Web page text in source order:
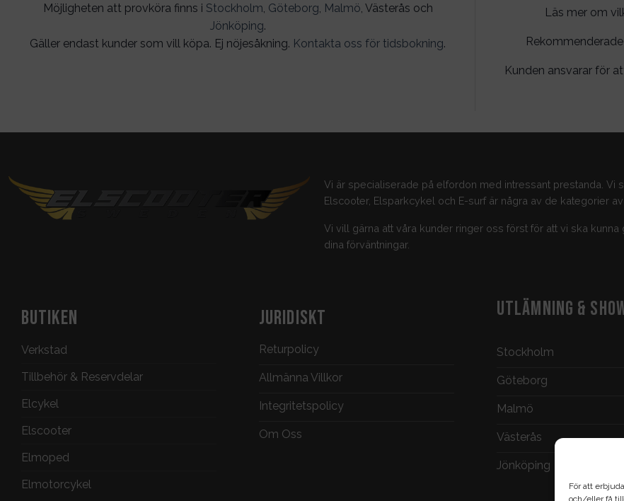
För att
Möjligheten att provköra finns i Stockholm, Göteborg, Malmö, Västerås och
Jönköping.
Gäller endast kunder som vill köpa. Ej nöjesåkning. Kontakta oss för tidsbokning.
Läs mer om
Kunden ansvarar för
Vi är specialiserade på elfordon med intressant prestanda.
Elscooter, Elsparkcykel och E-surf är några av de kategorier
Vi vill gärna att våra kunder ringer oss först för att vi ska
dina förväntningar.
BUTIKEN
Verkstad
Tillbehör & Reservdelar
Elcykel
Elscooter
Elmoped
Elmotorcykel
JURIDISKT
Returpolicy
Allmänna Villkor
Integritetspolicy
Om Oss
UTLÄMNING &
Stockholm
Göteborg
Malmö
Västerås
Jönköping